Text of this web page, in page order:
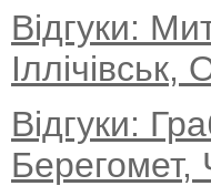
Відгуки:
Відгуки:
Берегомет,